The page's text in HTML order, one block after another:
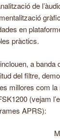
de
en
pràctics.
a banda
del filtre,
millores com la
(vejam
APRS):